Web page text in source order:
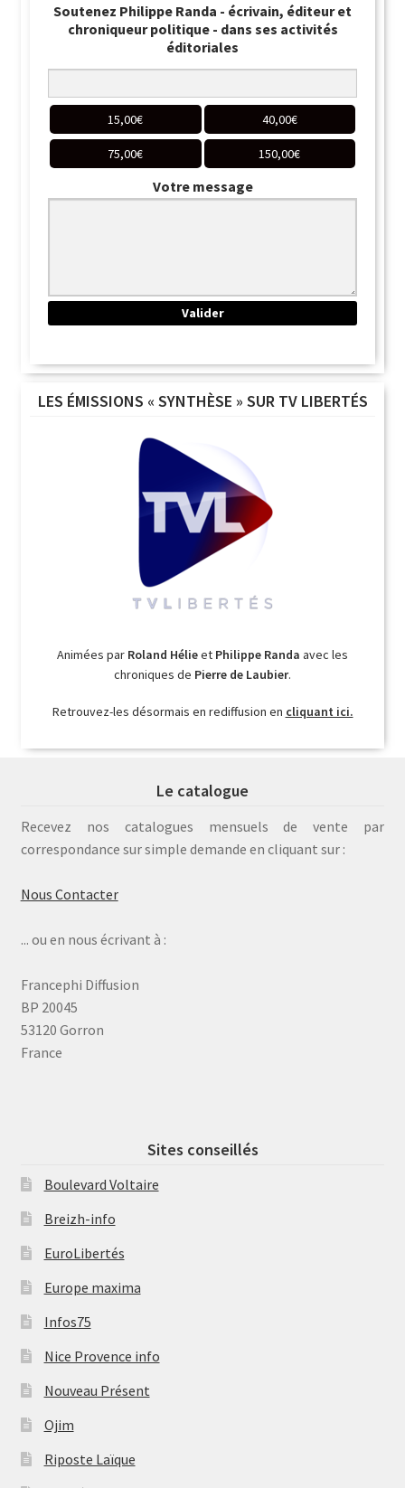
Soutenez Philippe Randa - écrivain, éditeur et
chroniqueur politique - dans ses activités
éditoriales
15,00€ 40,00€
75,00€ 150,00€
Votre message
LES ÉMISSIONS « SYNTHÈSE » SUR TV LIBERTÉS
Animées par Roland Hélieet Philippe Randa avec les
chroniques de Pierre de Laubier.
Retrouvez-les désormais en rediffusion en cliquant ici.
Le catalogue
Recevez nos catalogues mensuels de vente par
correspondance sur simple demande en cliquant sur :
Nous Contacter
... ou en nous écrivant à :
Francephi Diffusion
BP 20045
53120 Gorron
France
Sites conseillés
Boulevard Voltaire
Breizh-info
EuroLibertés
Europe maxima
Infos75
Nice Provence info
Nouveau Présent
Ojim
Riposte Laïque